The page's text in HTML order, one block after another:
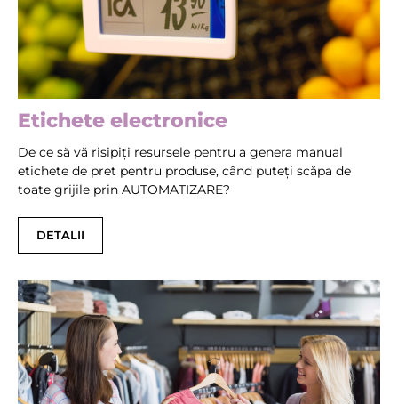
Etichete electronice
De ce să vă risipiți resursele pentru a genera manual
etichete de pret pentru produse, când puteți scăpa de
toate grijile prin AUTOMATIZARE?
DETALII